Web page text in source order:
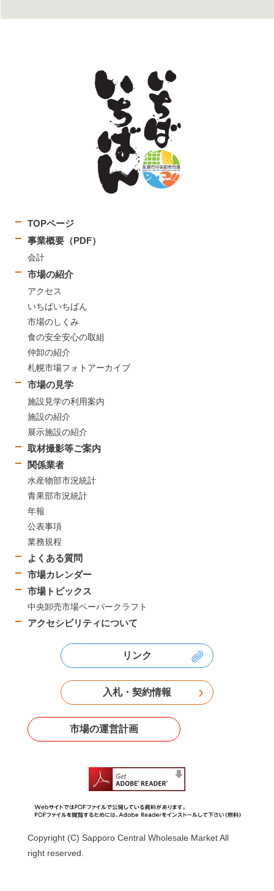
TOPページ
事業概要（PDF）
会計
市場の紹介
アクセス
いちばいちばん
市場のしくみ
食の安全安心の取組
仲卸の紹介
札幌市場フォトアーカイブ
市場の見学
施設見学の利用案内
施設の紹介
展示施設の紹介
取材撮影等ご案内
関係業者
水産物部市況統計
青果部市況統計
年報
公表事項
業務規程
よくある質問
市場カレンダー
市場トピックス
中央卸売市場ペーパークラフト
アクセシビリティについて
リンク
入札・契約情報
市場の運営計画
Copyright (C) Sapporo Central Wholesale Market All
right reserved.